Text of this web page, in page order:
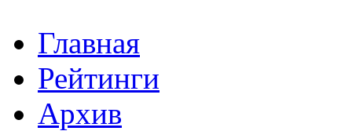
Главная
Рейтинги
Архив